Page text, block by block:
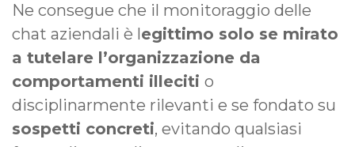
Ne consegue che il monitoraggio delle
chat aziendali è legittimo solo se mirato
a tutelare l’organizzazione da
comportamenti illeciti o
disciplinarmente rilevanti e se fondato su
sospetti concreti, evitando qualsiasi